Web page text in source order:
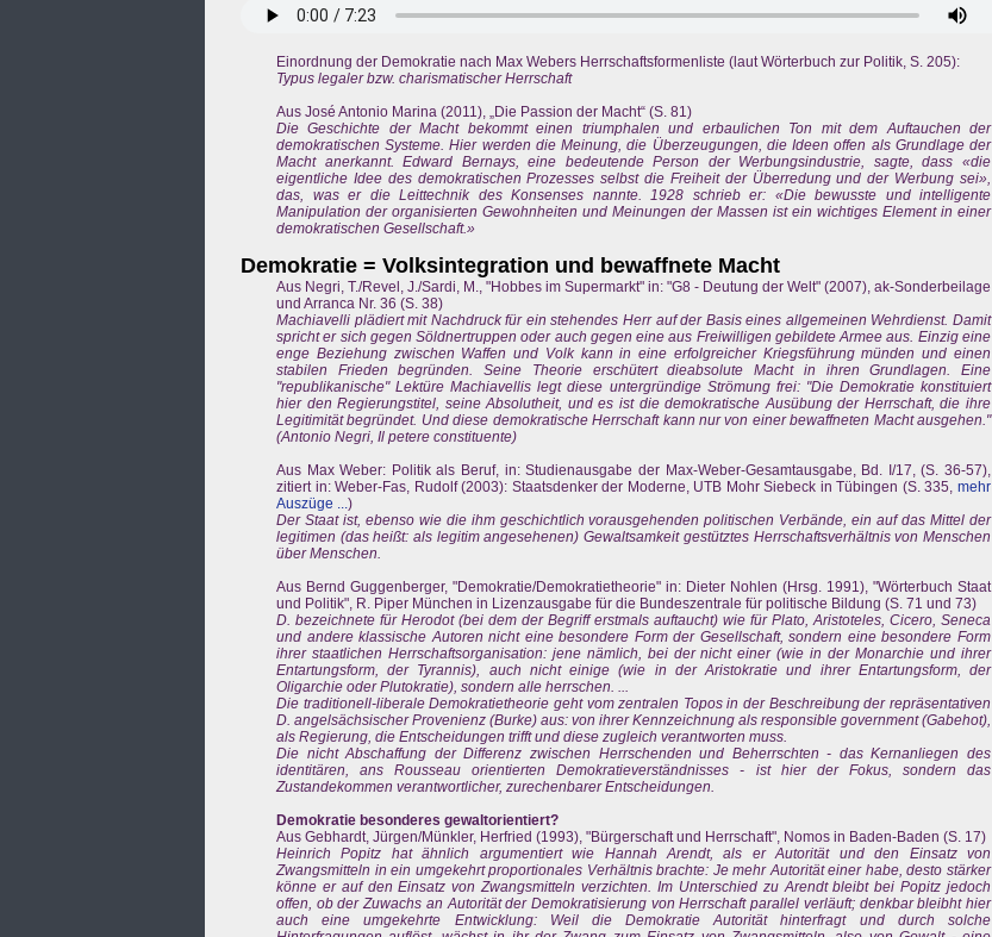
Einordnung der Demokratie nach Max Webers Herrschaftsformenliste (laut Wörterbuch zur Politik, S. 205):
Typus legaler bzw. charismatischer Herrschaft
Aus José Antonio Marina (2011), „Die Passion der Macht“ (S. 81)
Die Geschichte der Macht bekommt einen triumphalen und erbaulichen Ton mit dem Auftauchen der
demokratischen Systeme. Hier werden die Meinung, die Überzeugungen, die Ideen offen als Grundlage der
Macht anerkannt. Edward Bernays, eine bedeutende Person der Werbungsindustrie, sagte, dass «die
eigentliche Idee des demokratischen Prozesses selbst die Freiheit der Überredung und der Werbung sei»,
das, was er die Leittechnik des Konsenses nannte. 1928 schrieb er: «Die bewusste und intelligente
Manipulation der organisierten Gewohnheiten und Meinungen der Massen ist ein wichtiges Element in einer
demokratischen Gesellschaft.»
Demokratie = Volksintegration und bewaffnete Macht
Aus Negri, T./Revel, J./Sardi, M., "Hobbes im Supermarkt" in: "G8 - Deutung der Welt" (2007), ak-Sonderbeilage
und Arranca Nr. 36 (S. 38)
Machiavelli plädiert mit Nachdruck für ein stehendes Herr auf der Basis eines allgemeinen Wehrdienst. Damit
spricht er sich gegen Söldnertruppen oder auch gegen eine aus Freiwilligen gebildete Armee aus. Einzig eine
enge Beziehung zwischen Waffen und Volk kann in eine erfolgreicher Kriegsführung münden und einen
stabilen Frieden begründen. Seine Theorie erschütert dieabsolute Macht in ihren Grundlagen. Eine
"republikanische" Lektüre Machiavellis legt diese untergründige Strömung frei: "Die Demokratie konstituiert
hier den Regierungstitel, seine Absolutheit, und es ist die demokratische Ausübung der Herrschaft, die ihre
Legitimität begründet. Und diese demokratische Herrschaft kann nur von einer bewaffneten Macht ausgehen."
(Antonio Negri, Il petere constituente)
Aus Max Weber: Politik als Beruf, in: Studienausgabe der Max-Weber-Gesamtausgabe, Bd. I/17, (S. 36-57),
zitiert in: Weber-Fas, Rudolf (2003): Staatsdenker der Moderne, UTB Mohr Siebeck in Tübingen (S. 335, mehr
Auszüge ...)
Der Staat ist, ebenso wie die ihm geschichtlich vorausgehenden politischen Verbände, ein auf das Mittel der
legitimen (das heißt: als legitim angesehenen) Gewaltsamkeit gestütztes Herrschaftsverhältnis von Menschen
über Menschen.
Aus Bernd Guggenberger, "Demokratie/Demokratietheorie" in: Dieter Nohlen (Hrsg. 1991), "Wörterbuch Staat
und Politik", R. Piper München in Lizenzausgabe für die Bundeszentrale für politische Bildung (S. 71 und 73)
D. bezeichnete für Herodot (bei dem der Begriff erstmals auftaucht) wie für Plato, Aristoteles, Cicero, Seneca
und andere klassische Autoren nicht eine besondere Form der Gesellschaft, sondern eine besondere Form
ihrer staatlichen Herrschaftsorganisation: jene nämlich, bei der nicht einer (wie in der Monarchie und ihrer
Entartungsform, der Tyrannis), auch nicht einige (wie in der Aristokratie und ihrer Entartungsform, der
Oligarchie oder Plutokratie), sondern alle herrschen. ...
Die traditionell-liberale Demokratietheorie geht vom zentralen Topos in der Beschreibung der repräsentativen
D. angelsächsischer Provenienz (Burke) aus: von ihrer Kennzeichnung als responsible government (Gabehot),
als Regierung, die Entscheidungen trifft und diese zugleich verantworten muss.
Die nicht Abschaffung der Differenz zwischen Herrschenden und Beherrschten - das Kernanliegen des
identitären, ans Rousseau orientierten Demokratieverständnisses - ist hier der Fokus, sondern das
Zustandekommen verantwortlicher, zurechenbarer Entscheidungen.
Demokratie besonderes gewaltorientiert?
Aus Gebhardt, Jürgen/Münkler, Herfried (1993), "Bürgerschaft und Herrschaft", Nomos in Baden-Baden (S. 17)
Heinrich Popitz hat ähnlich argumentiert wie Hannah Arendt, als er Autorität und den Einsatz von
Zwangsmitteln in ein umgekehrt proportionales Verhältnis brachte: Je mehr Autorität einer habe, desto stärker
könne er auf den Einsatz von Zwangsmitteln verzichten. Im Unterschied zu Arendt bleibt bei Popitz jedoch
offen, ob der Zuwachs an Autorität der Demokratisierung von Herrschaft parallel verläuft; denkbar bleibht hier
auch eine umgekehrte Entwicklung: Weil die Demokratie Autorität hinterfragt und durch solche